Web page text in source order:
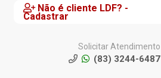
Não é cliente LDF? -
Cadastrar
Solicitar Atendimento
(83) 3244-6487